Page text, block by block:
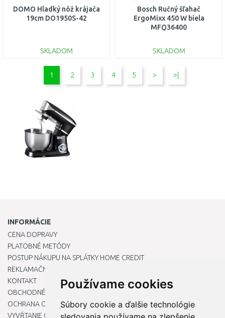
Používame cookies
Súbory cookie a ďalšie technológie
DOMO Hladký nôž krájača
19cm DO1950S-42
SKLADOM
DO KOŠÍKA
Bosch Ručný šľahač
ErgoMixx 450 W biela
MFQ36400
SKLADOM
DO KOŠÍKA
1 2 3 4 5 > >|
INFORMÁCIE
CENA DOPRAVY
PLATOBNÉ METÓDY
POSTUP NÁKUPU NA SPLÁTKY HOME CREDIT
REKLAMAČNÝ PORIADOK
KONTAKT
OBCHODNÉ PODMIENKY
OCHRANA OSOBNÝCH ÚDAJOV
VYVŔTANIE OTVORU DO DREZU PRE KUCHYNSKÚ BATÉRIU